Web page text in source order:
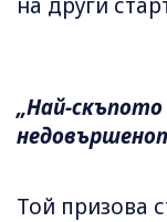
„Най-
Той призова